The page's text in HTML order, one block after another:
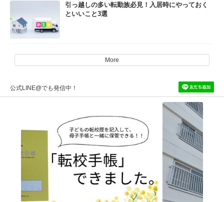
引っ越しの多い転勤族必見！入居時にやっておく
といいこと3選
More
公式LINE@でも発信中！